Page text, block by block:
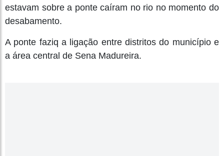
estavam sobre a ponte caíram no rio no momento do
desabamento.
A ponte faziq a ligação entre distritos do município e
a área central de Sena Madureira.